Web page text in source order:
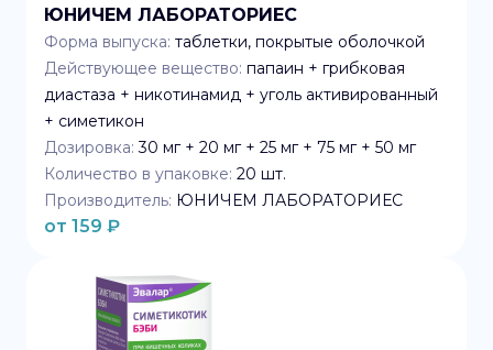
ЮНИЧЕМ ЛАБОРАТОРИЕС
Форма выпуска: таблетки, покрытые оболочкой
Действующее вещество: папаин + грибковая
диастаза + никотинамид + уголь активированный
+ симетикон
Дозировка: 30 мг + 20 мг + 25 мг + 75 мг + 50 мг
Количество в упаковке: 20 шт.
Производитель: ЮНИЧЕМ ЛАБОРАТОРИЕС
от 159 ₽